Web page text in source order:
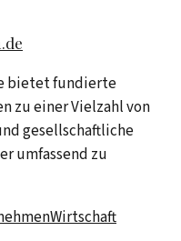
bietet fundierte
zu einer Vielzahl von
gesellschaftliche
umfassend zu
Wirtschaft